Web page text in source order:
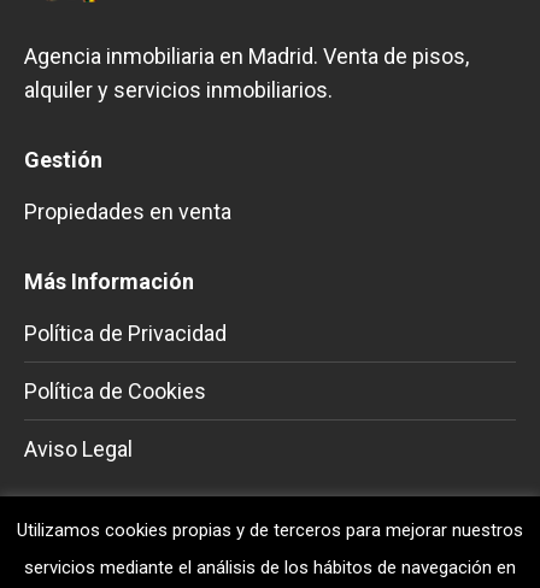
Agencia inmobiliaria en Madrid. Venta de pisos,
alquiler y servicios inmobiliarios.
Gestión
Propiedades en venta
Más Información
Política de Privacidad
Política de Cookies
Aviso Legal
Información de contacto
Móvil
Utilizamos cookies propias y de terceros para mejorar nuestros
servicios mediante el análisis de los hábitos de navegación en